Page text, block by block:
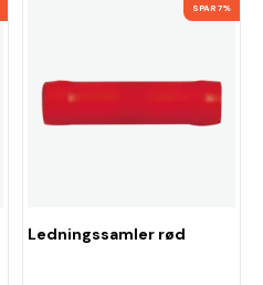
SPAR 7%
Ledningssamler rød